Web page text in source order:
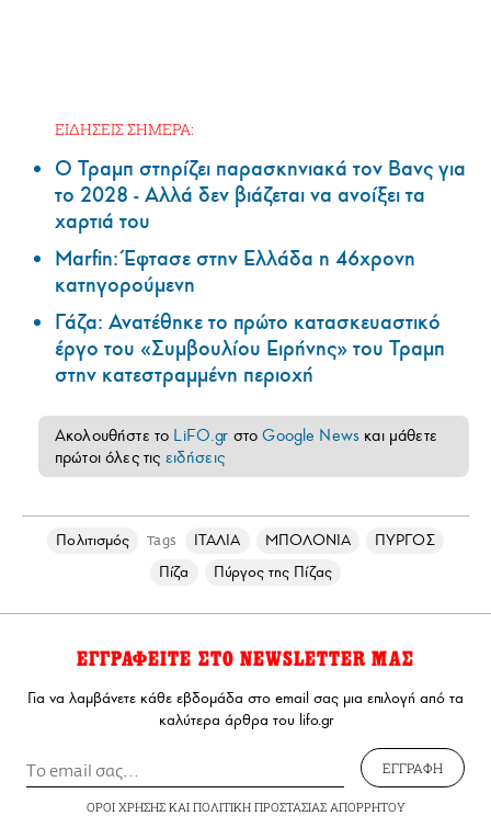
ΕΙΔΗΣΕΙΣ ΣΗΜΕΡΑ:
Ο Τραμπ στηρίζει παρασκηνιακά τον Βανς για
το 2028 - Αλλά δεν βιάζεται να ανοίξει τα
χαρτιά του
Marfin: Έφτασε στην Ελλάδα η 46χρονη
κατηγορούμενη
Γάζα: Ανατέθηκε το πρώτο κατασκευαστικό
έργο του «Συμβουλίου Ειρήνης» του Τραμπ
στην κατεστραμμένη περιοχή
Ακολουθήστε το LiFO.gr στοGoogle News και μάθετε
πρώτοι όλες τις ειδήσεις
Πολιτισμός Tags ΙΤΑΛΙΑ ΜΠΟΛΟΝΙΑ
ΠΥΡΓΟΣ
Πίζα
Πύργος της Πίζας
ΕΓΓΡΑΦΕΙΤΕ ΣΤΟ NEWSLETTER ΜΑΣ
Για να λαμβάνετε κάθε εβδομάδα στο email σας μια επιλογή από τα
καλύτερα άρθρα του lifo.gr
ΕΓΓΡΑΦΗ
ΟΡΟΙ ΧΡΗΣΗΣΚΑΙ ΠΟΛΙΤΙΚΗ ΠΡΟΣΤΑΣΙΑΣ ΑΠΟΡΡΗΤΟΥ